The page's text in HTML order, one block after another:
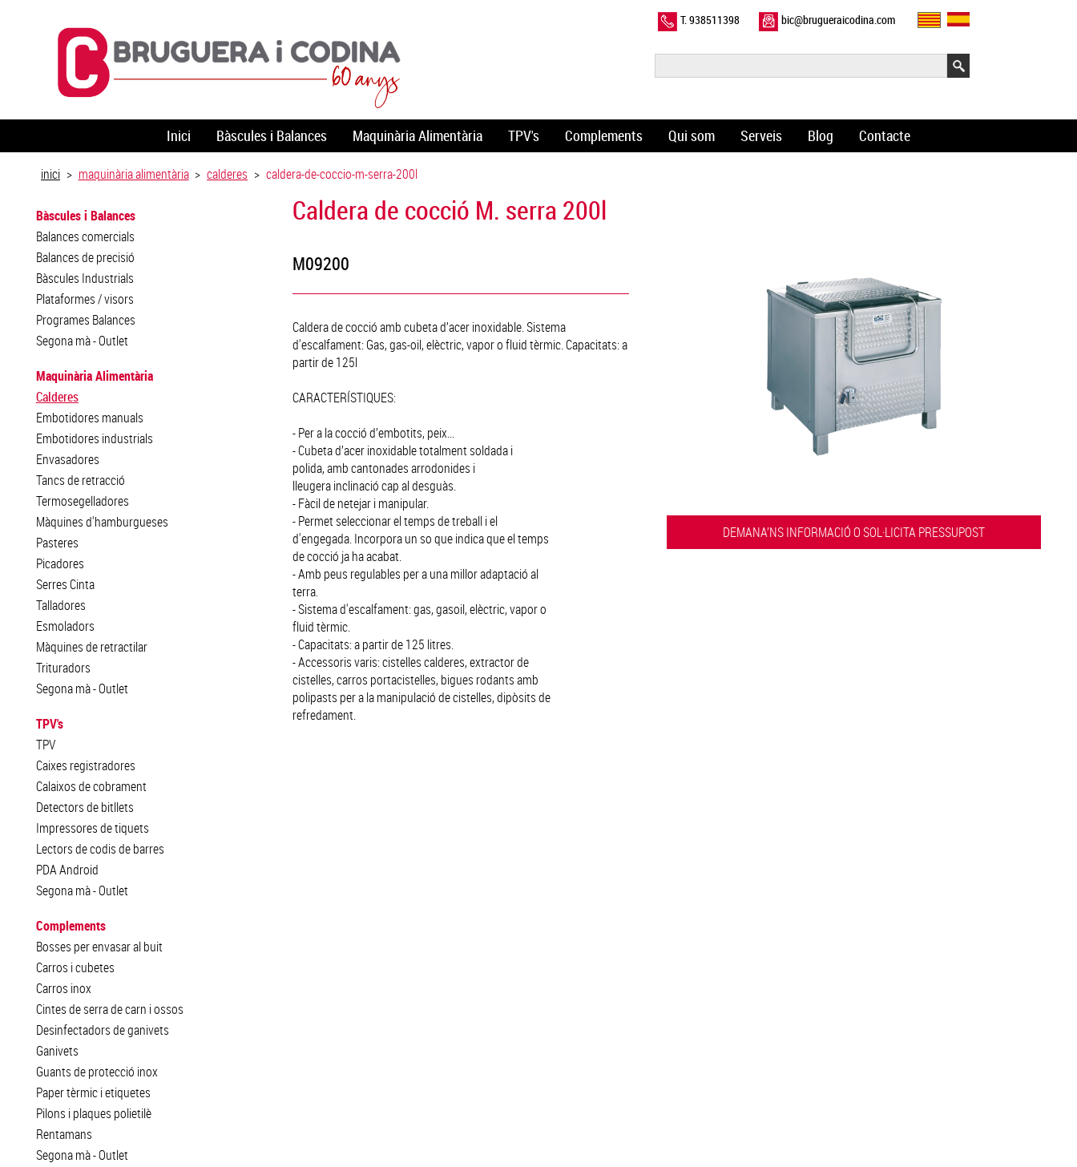
T. 938511398 bic@brugueraicodina.com
Inici Bàscules i Balances Maquinària Alimentària TPV's Complements Qui som Serveis Blog Contacte
inici > maquinària alimentària > calderes > caldera-de-coccio-m-serra-200l
Bàscules i Balances
Balances comercials
Balances de precisió
Bàscules Industrials
Plataformes / visors
Programes Balances
Segona mà - Outlet
Maquinària Alimentària
Calderes
Embotidores manuals
Embotidores industrials
Envasadores
Tancs de retracció
Termosegelladores
Màquines d'hamburgueses
Pasteres
Picadores
Serres Cinta
Talladores
Esmoladors
Màquines de retractilar
Trituradors
Segona mà - Outlet
TPV's
TPV
Caixes registradores
Calaixos de cobrament
Detectors de bitllets
Impressores de tiquets
Lectors de codis de barres
PDA Android
Segona mà - Outlet
Complements
Bosses per envasar al buit
Carros i cubetes
Carros inox
Cintes de serra de carn i ossos
Desinfectadors de ganivets
Ganivets
Guants de protecció inox
Paper tèrmic i etiquetes
Pilons i plaques polietilè
Rentamans
Segona mà - Outlet
Caldera de cocció M. serra 200l
M09200
Caldera de cocció amb cubeta d’acer inoxidable. Sistema
d'escalfament: Gas, gas-oil, elèctric, vapor o fluid tèrmic. Capacitats: a
partir de 125l
CARACTERÍSTIQUES:
- Per a la cocció d’embotits, peix...
- Cubeta d’acer inoxidable totalment soldada i
polida, amb cantonades arrodonides i
lleugera inclinació cap al desguàs.
- Fàcil de netejar i manipular.
- Permet seleccionar el temps de treball i el
d'engegada. Incorpora un so que indica que el temps
de cocció ja ha acabat.
- Amb peus regulables per a una millor adaptació al
terra.
- Sistema d'escalfament: gas, gasoil, elèctric, vapor o
fluid tèrmic.
- Capacitats: a partir de 125 litres.
- Accessoris varis: cistelles calderes, extractor de
cistelles, carros portacistelles, bigues rodants amb
polipasts per a la manipulació de cistelles, dipòsits de
refredament.
DEMANA’NS INFORMACIÓ O SOL·LICITA PRESSUPOST